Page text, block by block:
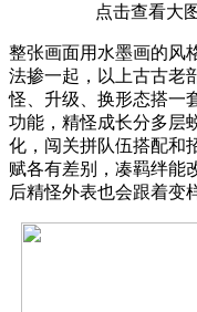
点击查看大
整张画面用水墨画的风
法掺一起，以上古古老
怪、升级、换形态搭一
功能，精怪成长分多层
化，闯关拼队伍搭配和
赋各有差别，凑羁绊能